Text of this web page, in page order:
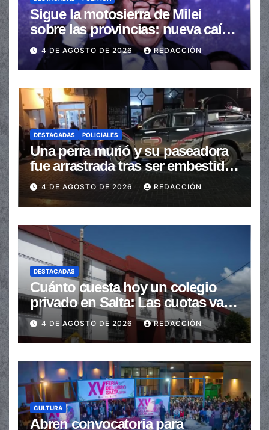
Sigue la motosierra de Milei
sobre las provincias: nueva caída
de las transferencias no
automáticas
4 DE AGOSTO DE 2026 REDACCIÓN
DESTACADAS POLICIALES
Una perra murió y su paseadora
fue arrastrada tras ser embestidas
en la senda peatonal
4 DE AGOSTO DE 2026 REDACCIÓN
DESTACADAS
Cuánto cuesta hoy un colegio
privado en Salta: Las cuotas van
de $110.000 a más de $600.000
4 DE AGOSTO DE 2026 REDACCIÓN
CULTURA
Abren convocatoria para